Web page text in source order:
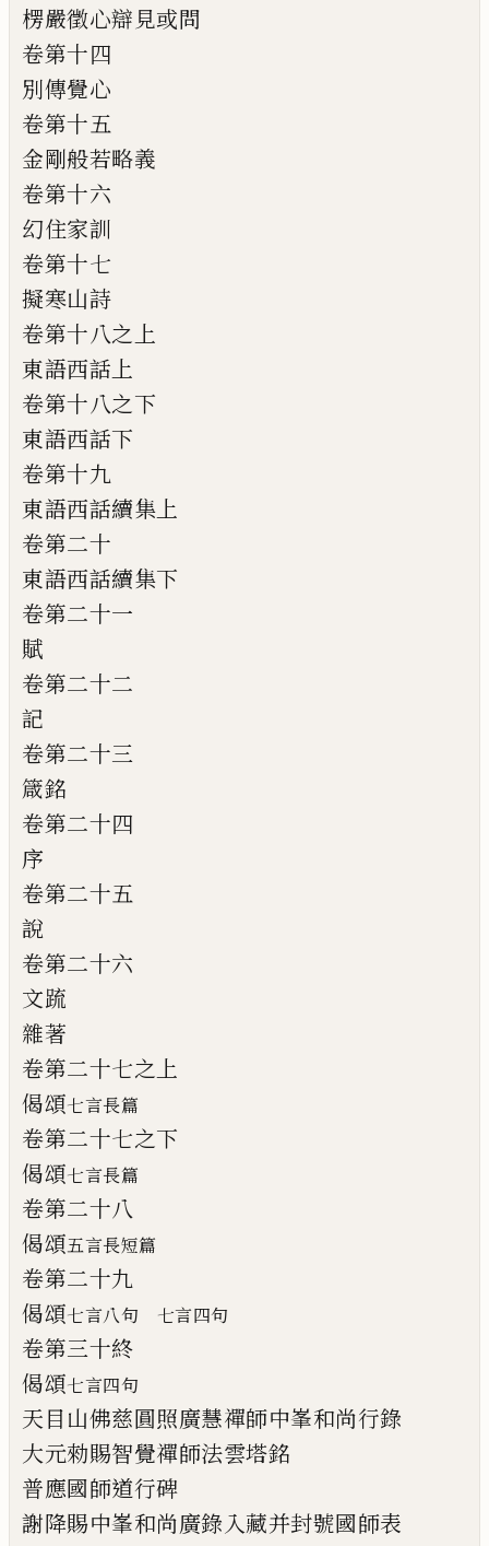
楞嚴徵心辯見或問
卷第十四
別傳覺心
卷第十五
金剛般若略義
卷第十六
幻住家訓
卷第十七
擬寒山詩
卷第十八之上
東語西話上
卷第十八之下
東語西話下
卷第十九
東語西話續集上
卷第二十
東語西話續集下
卷第二十一
賦
卷第二十二
記
卷第二十三
箴銘
卷第二十四
序
卷第二十五
說
卷第二十六
文䟽
雜著
卷第二十七之上
偈頌七言長篇
卷第二十七之下
偈頌七言長篇
卷第二十八
偈頌五言長短篇
卷第二十九
偈頌七言八句 七言四句
卷第三十終
偈頌七言四句
天目山佛慈圓照廣慧禪師中峯和尚行錄
大元勑賜智覺禪師法雲塔銘
普應國師道行碑
謝降賜中峯和尚廣錄入藏并封號國師表